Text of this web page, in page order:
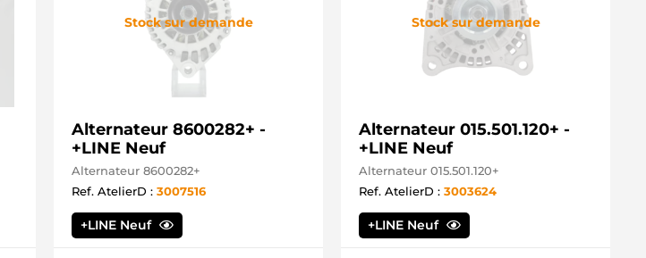
Stock sur demande
Alternateur 8600282+ -
+LINE Neuf
Alternateur 8600282+
Ref. AtelierD : 3007516
+LINE Neuf
Stock sur demande
Alternateur 015.501.120+ -
+LINE Neuf
Alternateur 015.501.120+
Ref. AtelierD : 3003624
+LINE Neuf